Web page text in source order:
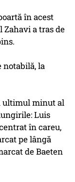
în acest
Zahavi a tras de
notabilă, la
ultimul minut al
Luis
în careu,
pe lângă
de Baeten